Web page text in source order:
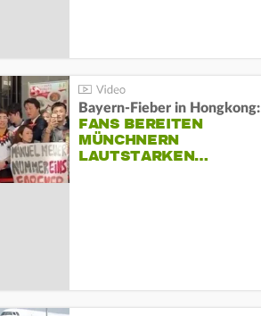
Bayern-Fieber in Hongkong:
FANS BEREITEN
MÜNCHNERN
LAUTSTARKEN…